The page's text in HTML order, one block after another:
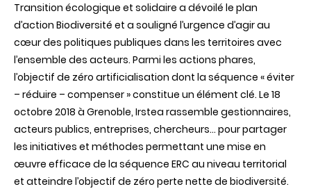
Transition écologique et solidaire a dévoilé le plan
d’action Biodiversité et a souligné l’urgence d’agir au
cœur des politiques publiques dans les territoires avec
l’ensemble des acteurs. Parmi les actions phares,
l’objectif de zéro artificialisation dont la séquence « éviter
– réduire – compenser » constitue un élément clé. Le 18
octobre 2018 à Grenoble, Irstea rassemble gestionnaires,
acteurs publics, entreprises, chercheurs… pour partager
les initiatives et méthodes permettant une mise en
œuvre efficace de la séquence ERC au niveau territorial
et atteindre l’objectif de zéro perte nette de biodiversité.